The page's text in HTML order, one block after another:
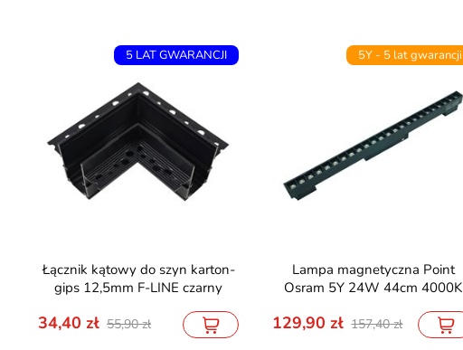
5 LAT GWARANCJI
Łącznik kątowy do szyn karton-
gips 12,5mm F-LINE czarny
34,40 55,90
5Y - 5 lat gwarancji
Lampa magnetyczna Point
Osram 5Y 24W 44cm 4000K
129,90 157,40